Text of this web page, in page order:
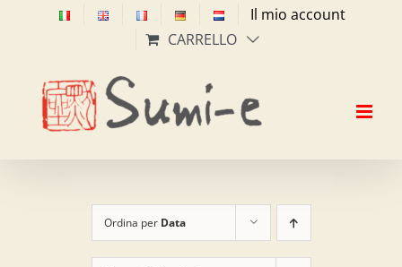
Il mio account
CARRELLO
Ordina per Data